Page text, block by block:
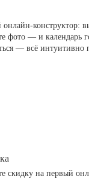
онлайн-конструктор:
фото — и календарь
— всё интуитивно
скидку на первый